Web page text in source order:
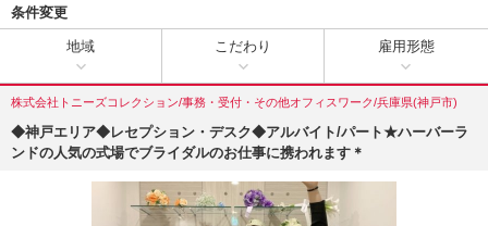
条件変更
地域 こだわり 雇用形態
株式会社トニーズコレクション/事務・受付・その他オフィスワーク/兵庫県(神戸市)
◆神戸エリア◆レセプション・デスク◆アルバイト/パート★ハーバーラ
ンドの人気の式場でブライダルのお仕事に携われます＊